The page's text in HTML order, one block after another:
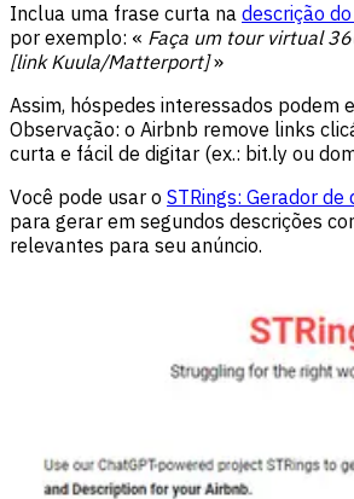
Inclua uma frase curta na descrição
por exemplo: « Faça um tour virtual
[link Kuula/Matterport]»
Assim, hóspedes interessados podem
Observação: o Airbnb remove links
curta e fácil de digitar (ex.: bit.ly ou
Você pode usar o STRings: Gerador
para gerar em segundos descrições
relevantes para seu anúncio.